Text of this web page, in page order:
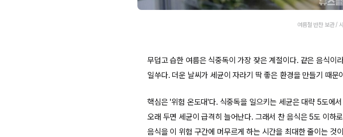
여름철 반찬 보관 /
무덥고 습한 여름은 식중독이 가장 잦은 계절이다. 같은 음식이
일쑤다. 더운 날씨가 세균이 자라기 딱 좋은 환경을 만들기 때
핵심은 '위험 온도대'다. 식중독을 일으키는 세균은 대략 5도에
오래 두면 세균이 급격히 늘어난다. 그래서 찬 음식은 5도 이하
음식을 이 위험 구간에 머무르게 하는 시간을 최대한 줄이는 것